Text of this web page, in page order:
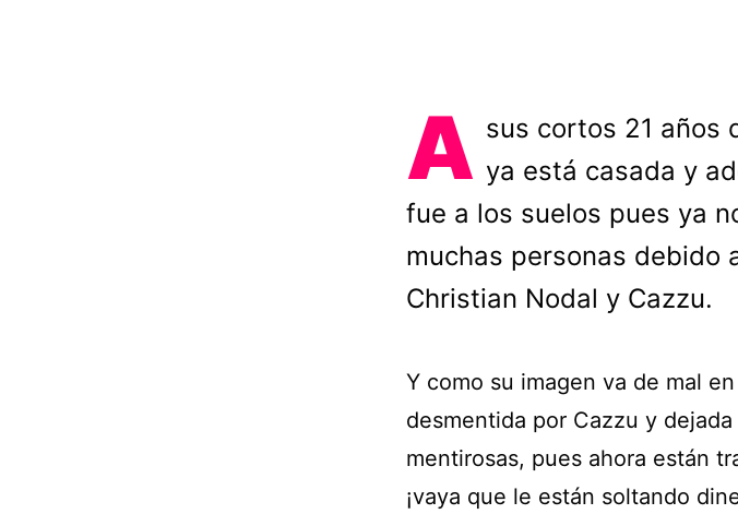
A sus cortos 21 años
ya está casada y
fue a los suelos pues ya
muchas personas debido
Christian Nodal y Cazzu.
Y como su imagen va de mal
desmentida por Cazzu y
mentirosas, pues ahora están
¡vaya que le están soltando